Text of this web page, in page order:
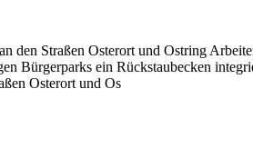
Straßen Osterort und Ostring
ein Rückstaubecken
Osterort und Os